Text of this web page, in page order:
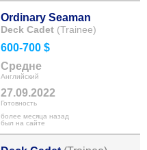
Ordinary Seaman
Deck Cadet (Trainee)
600-700 $
Средне
Английский
27.09.2022
Готовность
более месяца назад
был на сайте